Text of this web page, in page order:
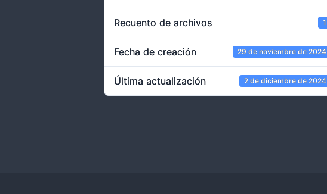
Recuento de archivos 1
Fecha de creación 29 de noviembre de 2024
Última actualización 2 de diciembre de 2024